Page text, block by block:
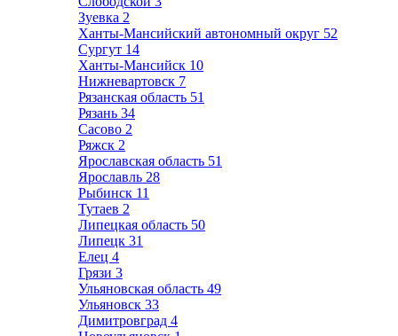
Зуевка 2
Ханты-Мансийский автономный округ 52
Сургут 14
Ханты-Мансийск 10
Нижневартовск 7
Рязанская область 51
Рязань 34
Сасово 2
Ряжск 2
Ярославская область 51
Ярославль 28
Рыбинск 11
Тутаев 2
Липецкая область 50
Липецк 31
Елец 4
Грязи 3
Ульяновская область 49
Ульяновск 33
Димитровград 4